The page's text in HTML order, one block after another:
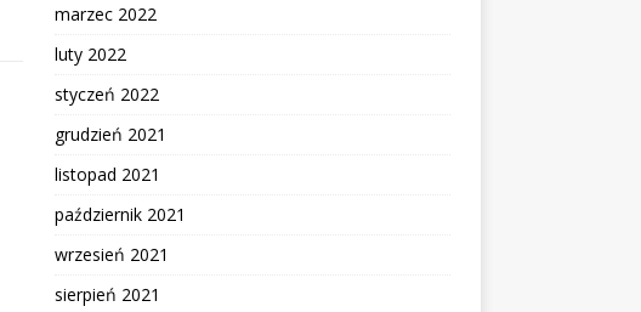
marzec 2022
luty 2022
styczeń 2022
grudzień 2021
listopad 2021
październik 2021
wrzesień 2021
sierpień 2021